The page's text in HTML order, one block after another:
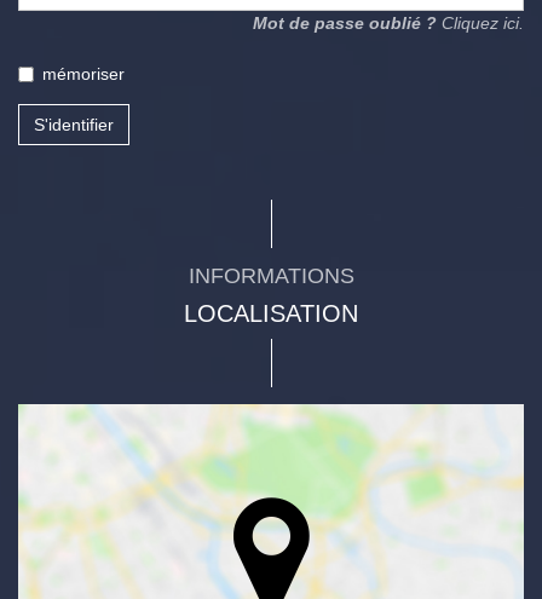
Mot de passe oublié ? Cliquez ici.
mémoriser
S'identifier
INFORMATIONS
LOCALISATION